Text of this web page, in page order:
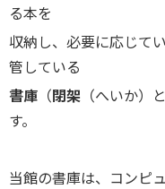
る本を
収納し、必要に応じて
管している
書庫 （閉架 （へいか）
す。
当館の書庫は、コンピ